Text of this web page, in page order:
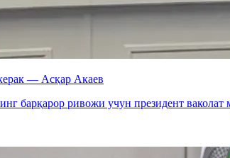
— Асқар Акаев
барқарор ривожи учун президент